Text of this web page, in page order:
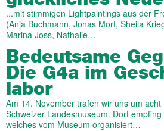
...mit stimmigen Lightpaintings aus der
(Anja Buchmann, Jonas Morf, Sheila
Marina Joss, Nathalie…
Bedeut­same
Die G4a im
labor
Am 14. November trafen wir uns um
Schweizer Landesmuseum. Dort
welches vom Museum organisiert…